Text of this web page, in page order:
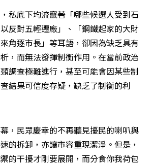
私底下均流竄著「哪些候選人受到石
反對五輕遷廠」、「鋼鐵起家的大財
角逐市長」等耳語，卻因為缺乏具有
，而無法發揮制衡作用。在當前政治
調查極難進行，甚至可能會因某些制
結果可信度存疑，缺乏了制衡的利
，民眾慶幸的不再聽見擾民的喇叭與
的拆卸，亦讓市容重現潔淨。但是，
的干擾才剛要展開，而分食你我荷包